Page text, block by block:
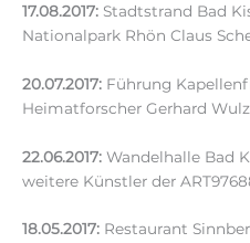
17.08.2017: Stadtstrand Bad
Nationalpark Rhön Claus
20.07.2017: Führung
Heimatforscher Gerhard Wulz
22.06.2017: Wandelhalle Bad
weitere Künstler der
18.05.2017: Restaurant